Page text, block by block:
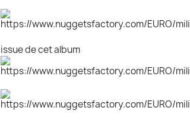
issue de cet album